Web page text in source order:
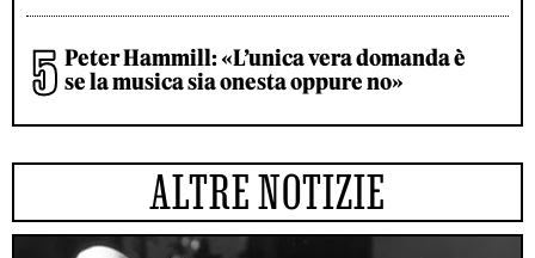
Peter Hammill: «L’unica vera domanda è
se la musica sia onesta oppure no»
ALTRE NOTIZIE